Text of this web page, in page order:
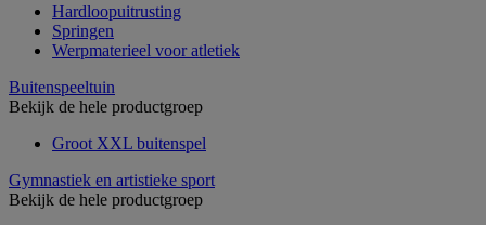
Hardloopuitrusting
Springen
Werpmaterieel voor atletiek
Buitenspeeltuin
Bekijk de hele productgroep
Groot XXL buitenspel
Gymnastiek en artistieke sport
Bekijk de hele productgroep